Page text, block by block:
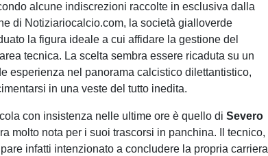
alcune indiscrezioni raccolte in esclusiva dalla
di Notiziariocalcio.com, la società gialloverde
la figura ideale a cui affidare la gestione del
tecnica. La scelta sembra essere ricaduta su un
esperienza nel panorama calcistico dilettantistico,
in una veste del tutto inedita.
con insistenza nelle ultime ore è quello diSevero
molto nota per i suoi trascorsi in panchina. Il tecnico,
infatti intenzionato a concludere la propria carriera